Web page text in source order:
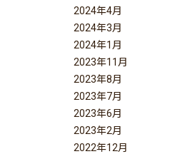
2024年4月
2024年3月
2024年1月
2023年11月
2023年8月
2023年7月
2023年6月
2023年2月
2022年12月